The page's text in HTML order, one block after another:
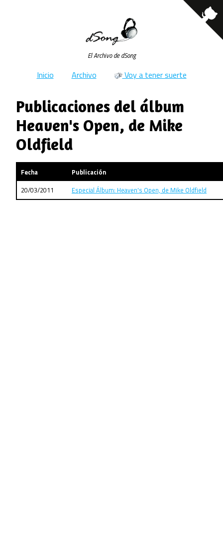
El Archivo de dSong
Inicio Archivo Voy a tener suerte
Publicaciones del álbum
Heaven's Open, de Mike
Oldfield
Fecha
Publicación
20/03/2011
Especial Álbum: Heaven's Open, de Mike Oldfield